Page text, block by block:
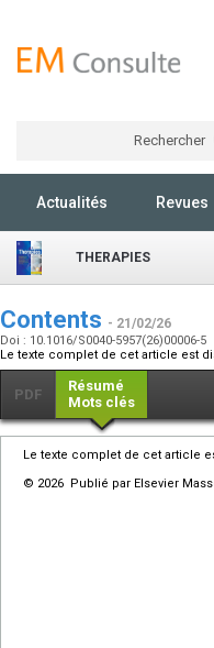
Rechercher
Actualités Revues
THERAPIES
Contents - 21/02/26
Doi : 10.1016/S0040-5957(26)00006-5
Le texte complet de cet article est
PDF
Résumé
Mots clés
Le texte complet de cet article
© 2026 Publié par Elsevier